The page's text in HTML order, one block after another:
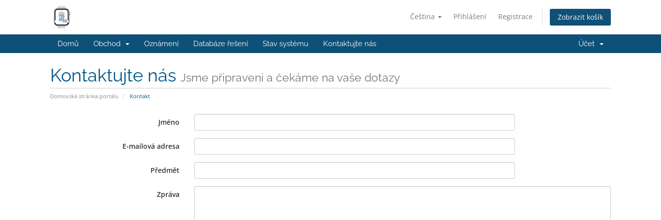
Čeština Přihlášení Registrace Zobrazit košík
Domů Obchod Oznámení Databáze řešení Stav systému Kontaktujte nás Účet
Kontaktujte nás Jsme připraveni a čekáme na vaše dotazy
Domovská stránka portálu Kontakt
Jméno
E-mailová adresa
Předmět
Zpráva